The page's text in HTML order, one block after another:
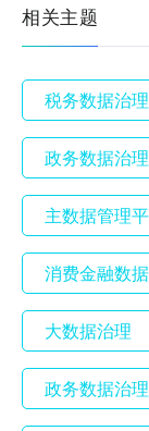
相关主题
税务数据治
政务数据治
主数据管理
消费金融数
大数据治理
政务数据治理